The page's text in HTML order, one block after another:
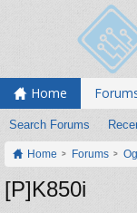
Home
Search Forums
Home Forums
[P]K850i